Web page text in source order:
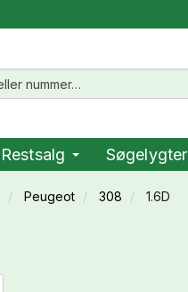
Restsalg Søgelygter
Peugeot 308 1.6D